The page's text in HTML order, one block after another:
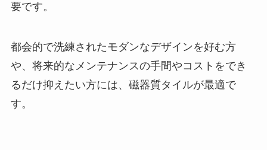
要です。
都会的で洗練されたモダンなデザインを好む方
や、将来的なメンテナンスの手間やコストをでき
るだけ抑えたい方には、磁器質タイルが最適で
す。